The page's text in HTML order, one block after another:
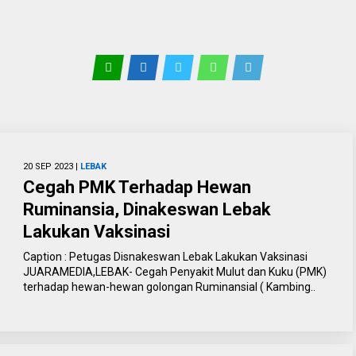
20 SEP 2023 | LEBAK
Cegah PMK Terhadap Hewan
Ruminansia, Dinakeswan Lebak
Lakukan Vaksinasi
Caption : Petugas Disnakeswan Lebak Lakukan Vaksinasi
JUARAMEDIA,LEBAK- Cegah Penyakit Mulut dan Kuku (PMK)
terhadap hewan-hewan golongan Ruminansial ( Kambing..